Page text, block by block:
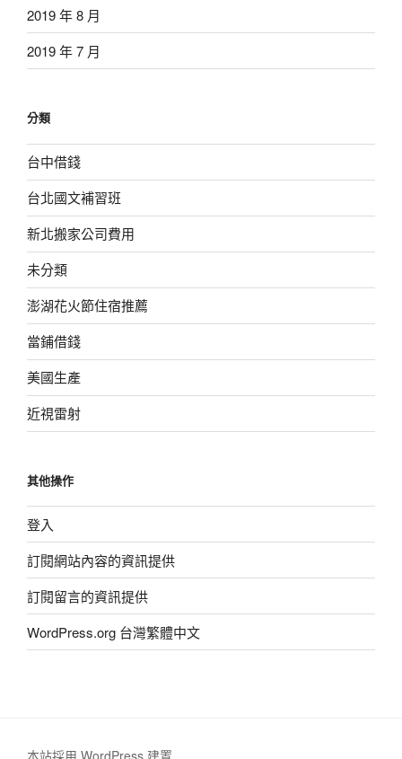
2019 年 8 月
2019 年 7 月
分類
台中借錢
台北國文補習班
新北搬家公司費用
未分類
澎湖花火節住宿推薦
當鋪借錢
美國生產
近視雷射
其他操作
登入
訂閱網站內容的資訊提供
訂閱留言的資訊提供
WordPress.org 台灣繁體中文